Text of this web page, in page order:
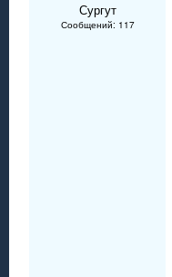
Сургут
Сообщений: 117